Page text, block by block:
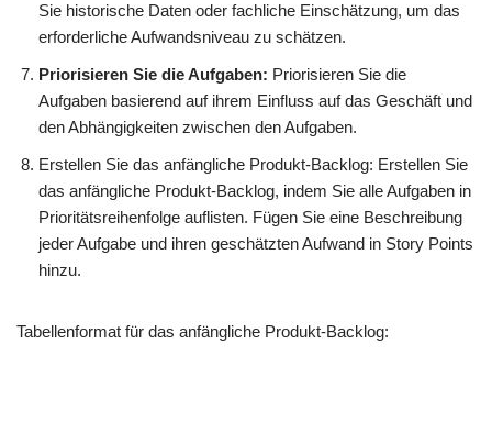
Sie historische Daten oder fachliche Einschätzung, um das
erforderliche Aufwandsniveau zu schätzen.
Priorisieren Sie die Aufgaben: Priorisieren Sie die
Aufgaben basierend auf ihrem Einfluss auf das Geschäft und
den Abhängigkeiten zwischen den Aufgaben.
Erstellen Sie das anfängliche Produkt-Backlog: Erstellen Sie
das anfängliche Produkt-Backlog, indem Sie alle Aufgaben in
Prioritätsreihenfolge auflisten. Fügen Sie eine Beschreibung
jeder Aufgabe und ihren geschätzten Aufwand in Story Points
hinzu.
Tabellenformat für das anfängliche Produkt-Backlog: